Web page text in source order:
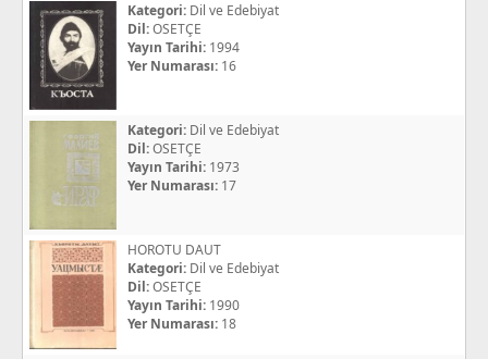
Kategori: Dil ve Edebiyat
Dil:OSETÇE
Yayın Tarihi: 1994
Yer Numarası: 16
Kategori: Dil ve Edebiyat
Dil:OSETÇE
Yayın Tarihi: 1973
Yer Numarası: 17
HOROTU DAUT
Kategori: Dil ve Edebiyat
Dil:OSETÇE
Yayın Tarihi: 1990
Yer Numarası: 18